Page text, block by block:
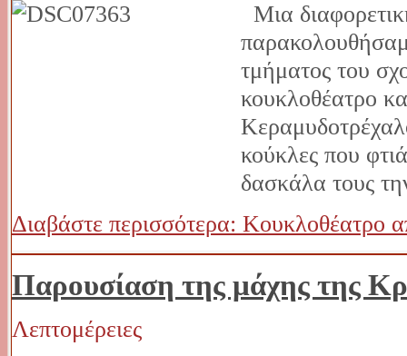
Μια
τμήματος του
κουκλοθέατρο
κούκλες που
δασκάλα τους
Διαβάστε περισσότερα: Κουκλοθέατρο
Παρουσίαση της μάχης της
Λεπτομέρειες